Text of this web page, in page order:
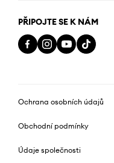
PŘIPOJTE SE K NÁM
Ochrana osobních údajů
Obchodní podmínky
Údaje společnosti